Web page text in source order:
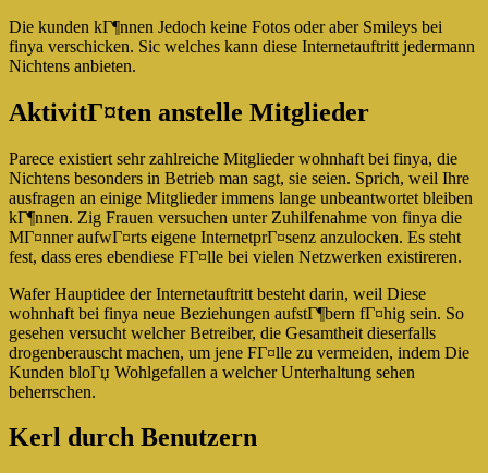
Die kunden kГ¶nnen Jedoch keine Fotos oder aber Smileys bei
finya verschicken. Sic welches kann diese Internetauftritt jedermann
Nichtens anbieten.
AktivitГ¤ten anstelle Mitglieder
Parece existiert sehr zahlreiche Mitglieder wohnhaft bei finya, die
Nichtens besonders in Betrieb man sagt, sie seien. Sprich, weil Ihre
ausfragen an einige Mitglieder immens lange unbeantwortet bleiben
kГ¶nnen. Zig Frauen versuchen unter Zuhilfenahme von finya die
MГ¤nner aufwГ¤rts eigene InternetprГ¤senz anzulocken. Es steht
fest, dass eres ebendiese FГ¤lle bei vielen Netzwerken existireren.
Wafer Hauptidee der Internetauftritt besteht darin, weil Diese
wohnhaft bei finya neue Beziehungen aufstГ¶bern fГ¤hig sein. So
gesehen versucht welcher Betreiber, die Gesamtheit dieserfalls
drogenberauscht machen, um jene FГ¤lle zu vermeiden, indem Die
Kunden bloГџ Wohlgefallen a welcher Unterhaltung sehen
beherrschen.
Kerl durch Benutzern